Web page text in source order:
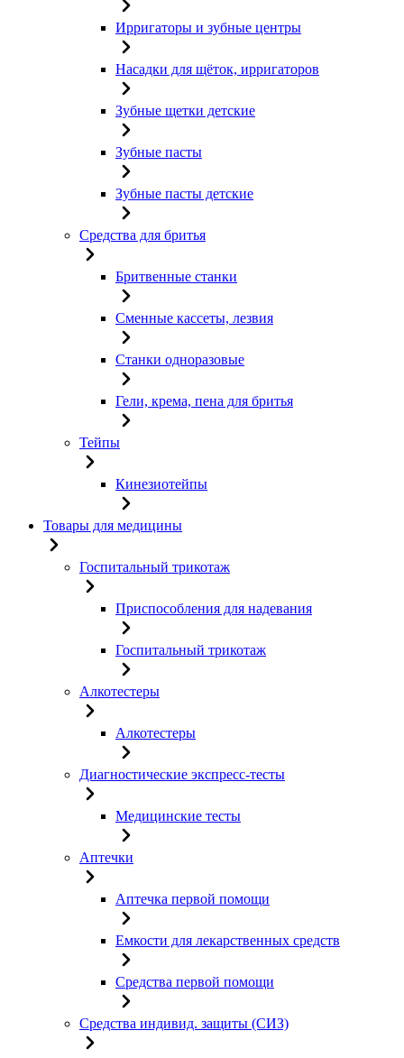
Ирригаторы и зубные центры
Насадки для щёток, ирригаторов
Зубные щетки детские
Зубные пасты
Зубные пасты детские
Средства для бритья
Бритвенные станки
Сменные кассеты, лезвия
Станки одноразовые
Гели, крема, пена для бритья
Тейпы
Кинезиотейпы
Товары для медицины
Госпитальный трикотаж
Приспособления для надевания
Госпитальный трикотаж
Алкотестеры
Алкотестеры
Диагностические экспресс-тесты
Медицинские тесты
Аптечки
Аптечка первой помощи
Емкости для лекарственных средств
Средства первой помощи
Средства индивид. защиты (СИЗ)